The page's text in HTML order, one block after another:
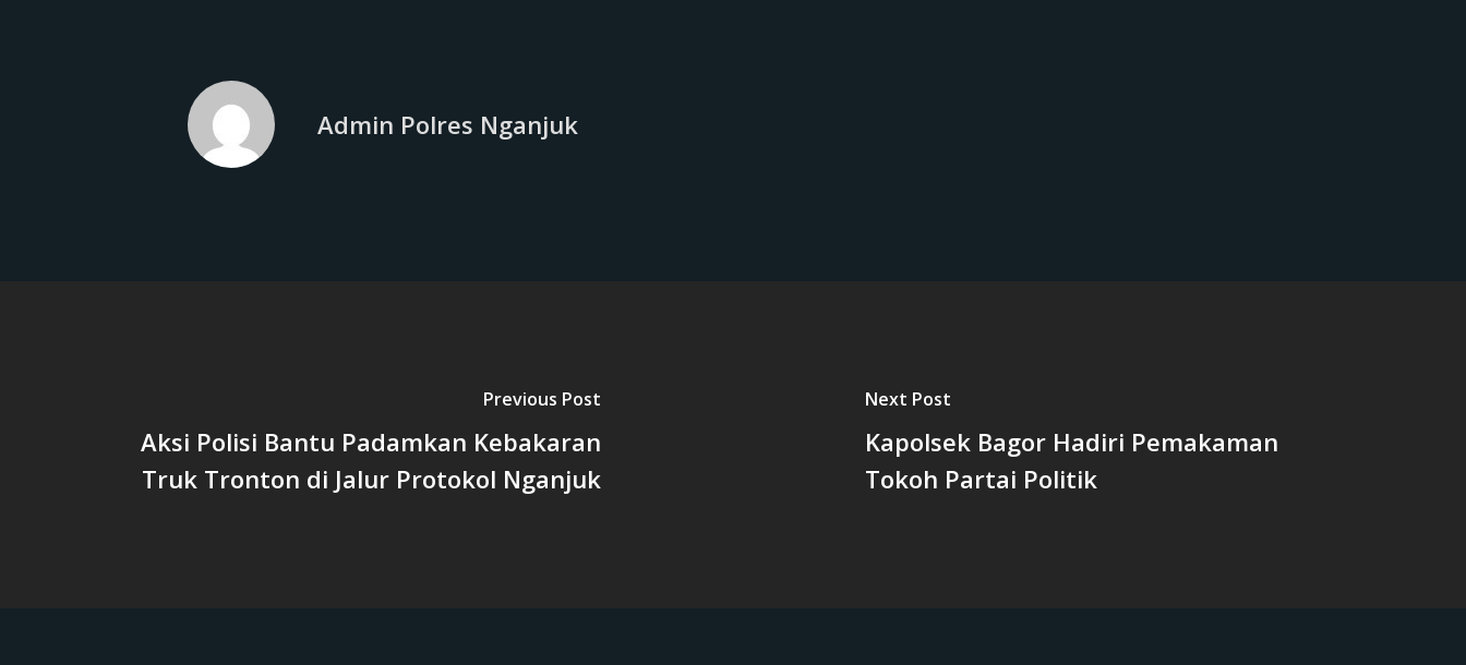
Admin Polres Nganjuk
Previous Post
Aksi Polisi Bantu Padamkan Kebakaran
Truk Tronton di Jalur Protokol Nganjuk
Next Post
Kapolsek Bagor Hadiri Pemakaman
Tokoh Partai Politik